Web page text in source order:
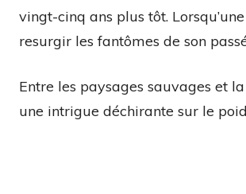
vingt-cinq ans plus tôt.
resurgir les fantômes de son
Entre les paysages sauvages et
une intrigue déchirante sur le